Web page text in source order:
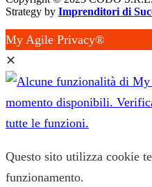
Strategy by Imprenditori di
My Agile Privacy®
✕
Questo sito utilizza cookie
funzionamento.